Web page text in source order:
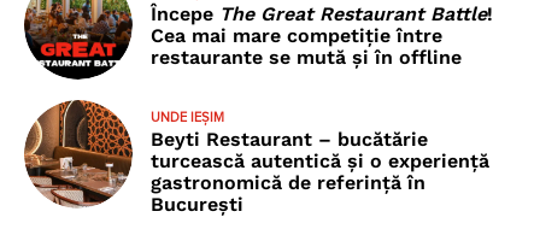
Începe The Great Restaurant Battle!
Cea mai mare competiție între
restaurante se mută și în offline
UNDE IEȘIM
Beyti Restaurant – bucătărie
turcească autentică și o experiență
gastronomică de referință în
București